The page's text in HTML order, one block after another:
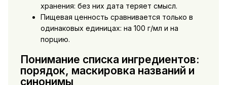
хранения: без них дата теряет смысл.
Пищевая ценность сравнивается только в
одинаковых единицах: на 100 г/мл и на
порцию.
Понимание списка ингредиентов:
порядок, маскировка названий и
синонимы